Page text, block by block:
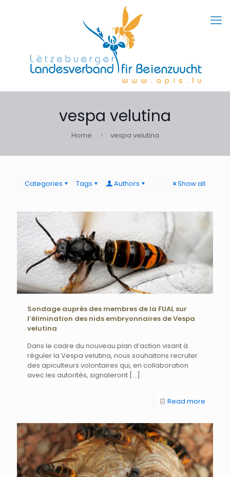
vespa velutina
Home vespa velutina
Categories Tags Authors Show all
Sondage auprès des membres de la FUAL sur
l’élimination des nids embryonnaires de Vespa
velutina
Dans le cadre du nouveau plan d’action visant à
réguler la Vespa velutina, nous souhaitons recruter
des apiculteurs volontaires qui, en collaboration
avec les autorités, signaleront […]
Read more